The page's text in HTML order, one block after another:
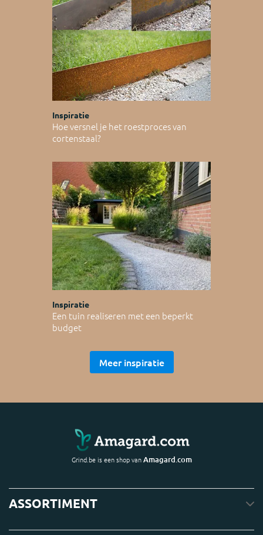
Inspiratie
Hoe versnel je het roestproces van
cortenstaal?
Inspiratie
Een tuin realiseren met een beperkt
budget
Meer inspiratie
Grind.be is een shop vanAmagard.com
ASSORTIMENT